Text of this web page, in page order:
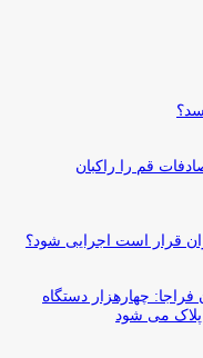
تصادفات قم را راکبان
قرار است اجرایی شود؟
چهارهزار دستگاه
می شود